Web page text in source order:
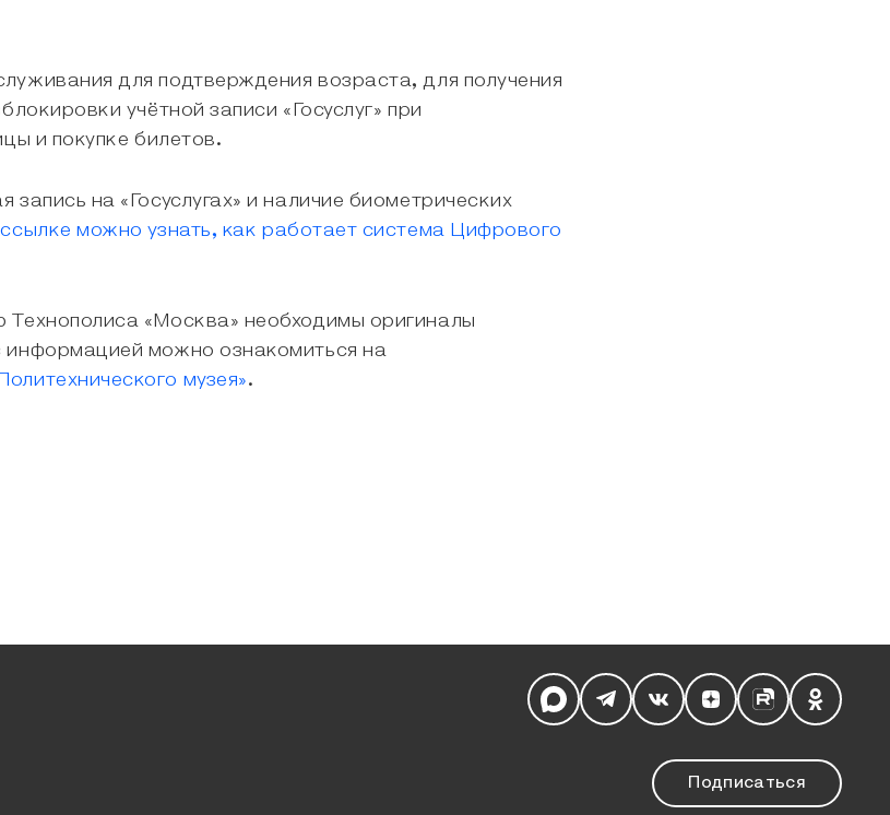
для подтверждения возраста, для получения
учётной записи «Госуслуг» при
и покупке билетов.
на «Госуслугах» и наличие биометрических
можно узнать, как работает система Цифрового
«Москва» необходимы оригиналы
можно ознакомиться на
музея».
Подписаться
Мы в социальных сетях